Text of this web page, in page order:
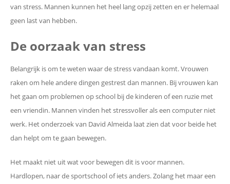
van stress. Mannen kunnen het heel lang opzij zetten en er helemaal
geen last van hebben.
De oorzaak van stress
Belangrijk is om te weten waar de stress vandaan komt. Vrouwen
raken om hele andere dingen gestrest dan mannen. Bij vrouwen kan
het gaan om problemen op school bij de kinderen of een ruzie met
een vriendin. Mannen vinden het stressvoller als een computer niet
werk. Het onderzoek van David Almeida laat zien dat voor beide het
dan helpt om te gaan bewegen.
Het maakt niet uit wat voor bewegen dit is voor mannen.
Hardlopen, naar de sportschool of iets anders. Zolang het maar een